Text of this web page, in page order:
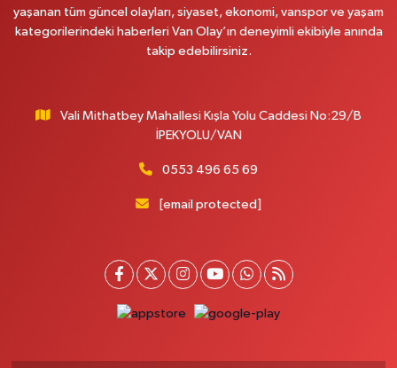
Koç Eczanesi
CUMHURİYET MAH.KONAK SK.NO:6
SÜPHAN MAH.İPEKYOLU CAD.NO:283G BAHÇEŞEHİR KOLEJİ KARŞISI-
0 (542) 378 02 68 Yol Tarifi Al
yaşanan tüm güncel olayları, siyaset, ekonomi, vanspor ve yaşam
kategorilerindeki haberleri Van Olay’ın deneyimli ekibiyle anında
takip edebilirsiniz.
Vali Mithatbey Mahallesi Kışla Yolu Caddesi No:29/B
İPEKYOLU/VAN
0553 496 65 69
[email protected]